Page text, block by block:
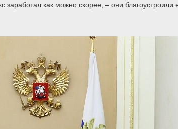
как можно скорее, – они благоустроили